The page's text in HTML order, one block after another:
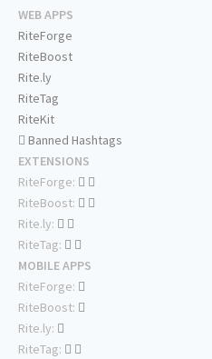
WEB APPS
RiteForge
RiteBoost
Rite.ly
RiteTag
RiteKit
Banned Hashtags
EXTENSIONS
RiteForge:
RiteBoost:
Rite.ly:
RiteTag:
MOBILE APPS
RiteForge:
RiteBoost:
Rite.ly:
RiteTag: